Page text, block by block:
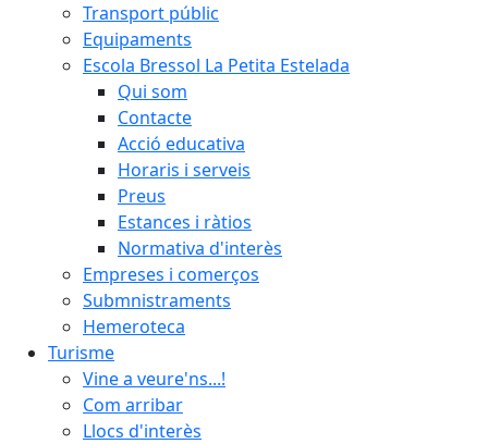
Transport públic
Equipaments
Escola Bressol La Petita Estelada
Qui som
Contacte
Acció educativa
Horaris i serveis
Preus
Estances i ràtios
Normativa d'interès
Empreses i comerços
Submnistraments
Hemeroteca
Turisme
Vine a veure'ns...!
Com arribar
Llocs d'interès